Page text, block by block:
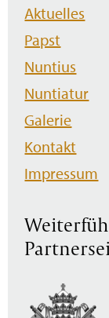
Navigation
überspringen
Aktuelles
Papst
Nuntius
Nuntiatur
Galerie
Kontakt
Impressum